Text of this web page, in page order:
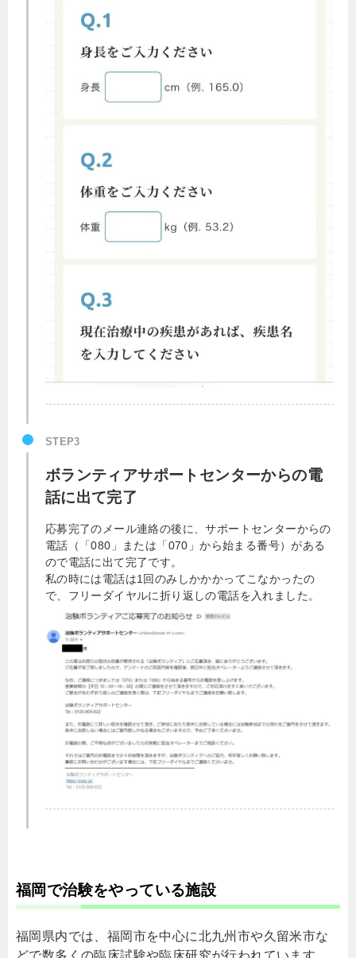
STEP3
ボランティアサポートセンターからの電
話に出て完了
応募完了のメール連絡の後に、サポートセンターからの
電話（「080」または「070」から始まる番号）がある
ので電話に出て完了です。
私の時には電話は1回のみしかかかってこなかったの
で、フリーダイヤルに折り返しの電話を入れました。
福岡で治験をやっている施設
福岡県内では、福岡市を中心に北九州市や久留米市な
どで数多くの臨床試験や臨床研究が行われています。